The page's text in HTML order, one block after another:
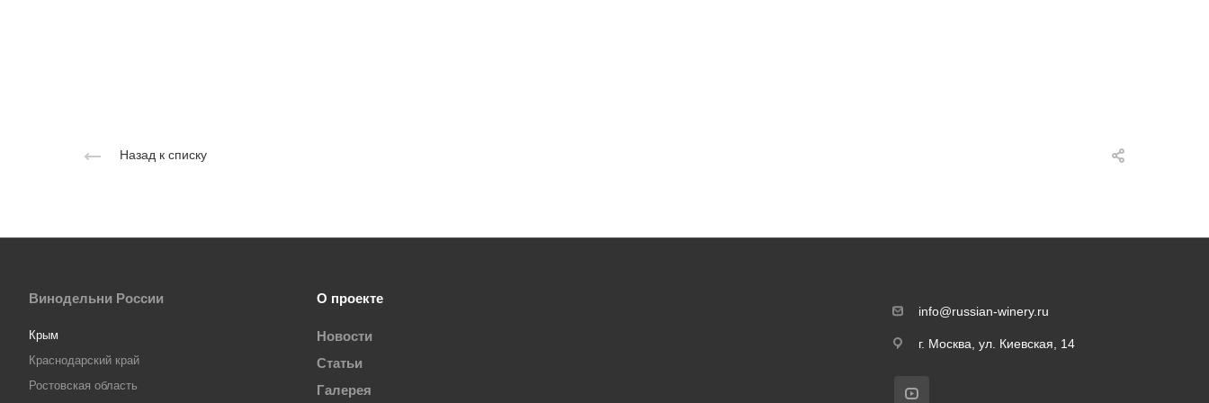
Назад к списку
Винодельни России
Крым
Краснодарский край
Ростовская область
О проекте
Новости
Статьи
Галерея
info@russian-winery.ru
г. Москва, ул. Киевская, 14